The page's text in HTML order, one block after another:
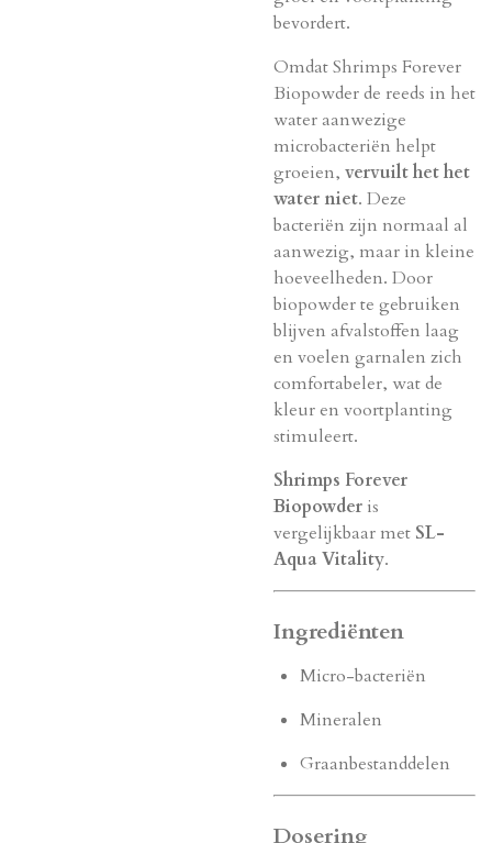
bevordert.
Omdat Shrimps Forever
Biopowder de reeds in het
water aanwezige
microbacteriën helpt
groeien, vervuilt het het
water niet. Deze
bacteriën zijn normaal al
aanwezig, maar in kleine
hoeveelheden. Door
biopowder te gebruiken
blijven afvalstoffen laag
en voelen garnalen zich
comfortabeler, wat de
kleur en voortplanting
stimuleert.
Shrimps Forever
Biopowder is
vergelijkbaar met SL-
Aqua Vitality.
Ingrediënten
Micro-bacteriën
Mineralen
Graanbestanddelen
Dosering